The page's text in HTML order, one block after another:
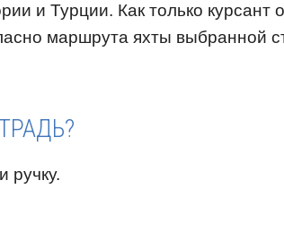
и Турции. Как только курсант
маршрута яхты выбранной
ручку.